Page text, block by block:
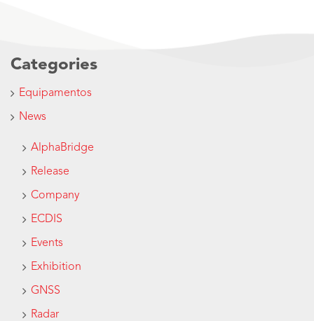
Categories
Equipamentos
News
AlphaBridge
Release
Company
ECDIS
Events
Exhibition
GNSS
Radar